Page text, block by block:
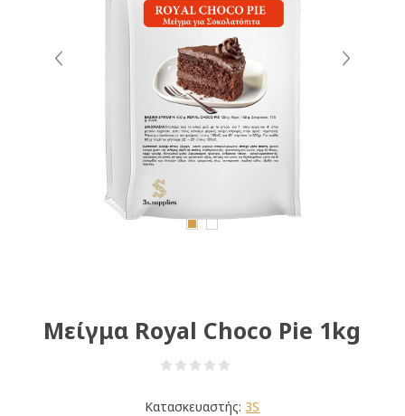
Μείγμα Royal Choco Pie 1kg
Κατασκευαστής: 3S